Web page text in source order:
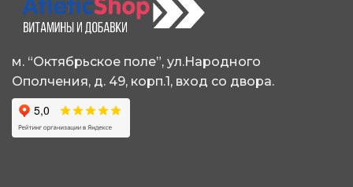
м. “Октябрьское поле”, ул.Народного
Ополчения, д. 49, корп.1, вход со двора.